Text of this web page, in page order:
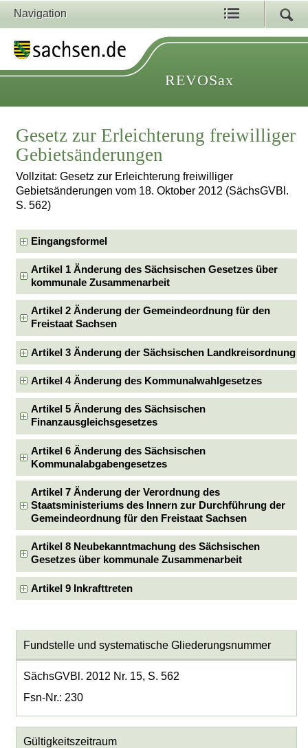
Navigation
REVOSax
Gesetz zur Erleichterung freiwilliger
Gebietsänderungen
Vollzitat: Gesetz zur Erleichterung freiwilliger
Gebietsänderungen vom 18. Oktober 2012 (SächsGVBl.
S. 562)
Eingangsformel
Artikel 1 Änderung des Sächsischen Gesetzes über
kommunale Zusammenarbeit
Artikel 2 Änderung der Gemeindeordnung für den
Freistaat Sachsen
Artikel 3 Änderung der Sächsischen Landkreisordnung
Artikel 4 Änderung des Kommunalwahlgesetzes
Artikel 5 Änderung des Sächsischen
Finanzausgleichsgesetzes
Artikel 6 Änderung des Sächsischen
Kommunalabgabengesetzes
Artikel 7 Änderung der Verordnung des
Staatsministeriums des Innern zur Durchführung der
Gemeindeordnung für den Freistaat Sachsen
Artikel 8 Neubekanntmachung des Sächsischen
Gesetzes über kommunale Zusammenarbeit
Artikel 9 Inkrafttreten
Fundstelle und systematische Gliederungsnummer
SächsGVBl. 2012 Nr. 15, S. 562
Fsn-Nr.: 230
Gültigkeitszeitraum